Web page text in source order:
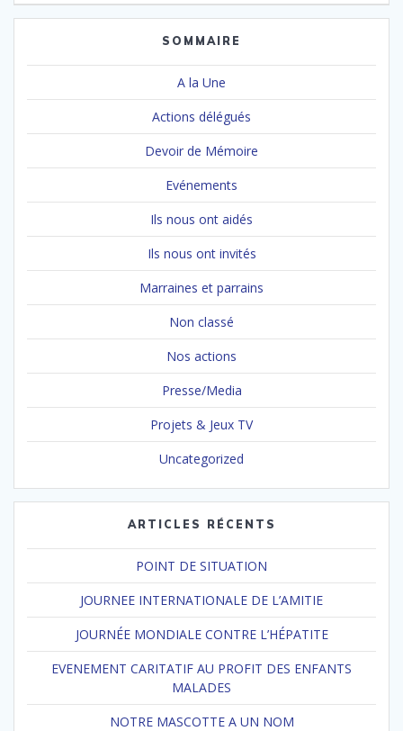
SOMMAIRE
A la Une
Actions délégués
Devoir de Mémoire
Evénements
Ils nous ont aidés
Ils nous ont invités
Marraines et parrains
Non classé
Nos actions
Presse/Media
Projets & Jeux TV
Uncategorized
ARTICLES RÉCENTS
POINT DE SITUATION
JOURNEE INTERNATIONALE DE L’AMITIE
JOURNÉE MONDIALE CONTRE L’HÉPATITE
EVENEMENT CARITATIF AU PROFIT DES ENFANTS
MALADES
NOTRE MASCOTTE A UN NOM